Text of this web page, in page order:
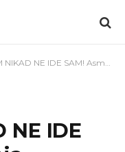
rasplamsali sukob, Aneli razvukla osmeh nakon što je čula raspravu, pa POTKAČILA! (VIDEO)
NE IDE